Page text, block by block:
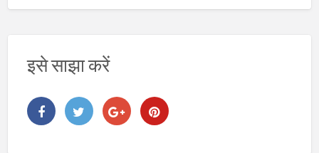
इसे साझा करें